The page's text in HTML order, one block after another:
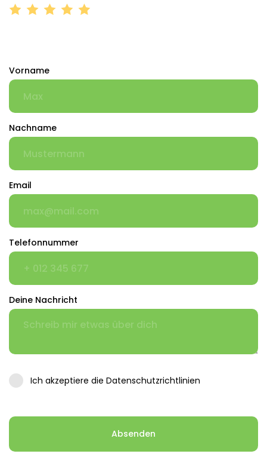
Vorname
Nachname
Email
Telefonnummer
Deine Nachricht
Ich akzeptiere die Datenschutzrichtlinien